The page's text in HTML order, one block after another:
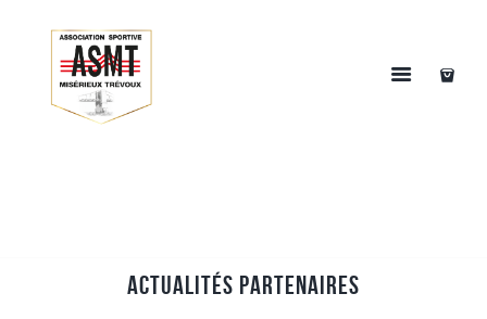
Actualités partenaires